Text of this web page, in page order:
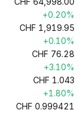
+0.20%
CHF 1,919.95
+0.10%
CHF 76.28
+3.10%
CHF 1.043
+1.80%
CHF 0.999421